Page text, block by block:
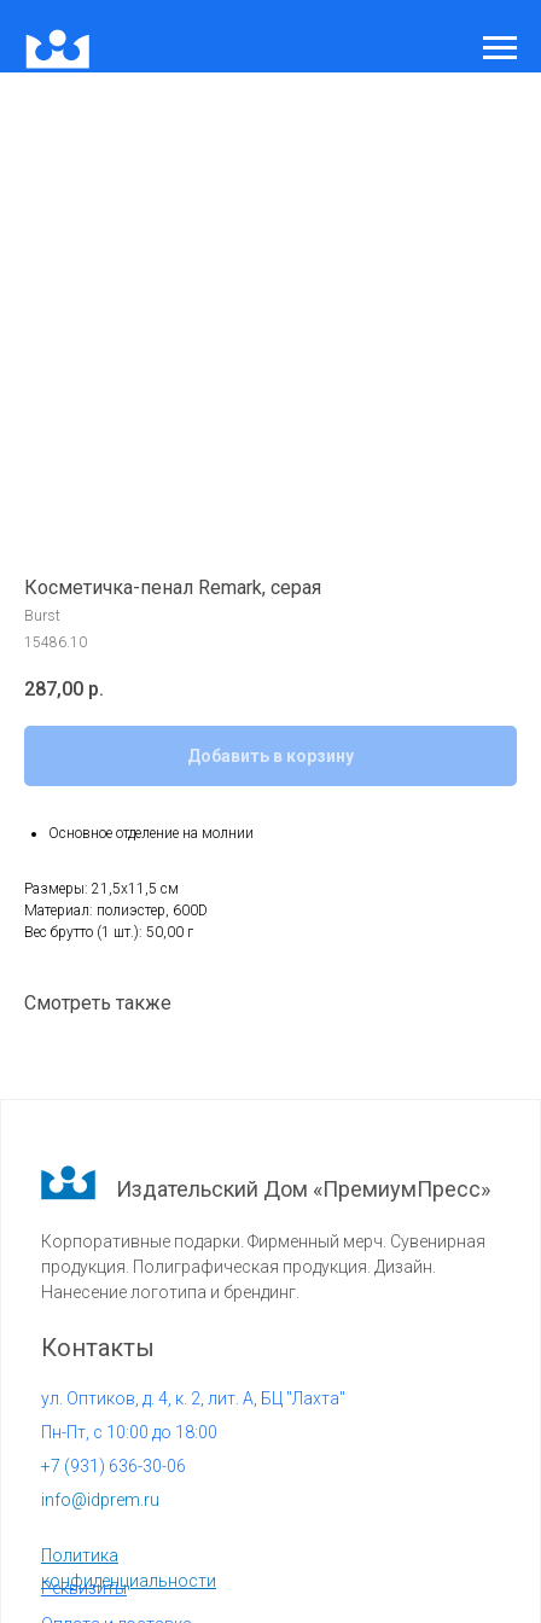
Косметичка-пенал Remark, серая
Burst
15486.10
287,00 р.
Добавить в корзину
Основное отделение на молнии
Размеры: 21,5х11,5 см
Материал: полиэстер, 600D
Вес брутто (1 шт.): 50,00 г
Смотреть также
Издательский Дом «ПремиумПресс»
Корпоративные подарки. Фирменный мерч. Сувенирная
продукция. Полиграфическая продукция. Дизайн.
Нанесение логотипа и брендинг.
info@idprem.ru
Контакты
Политика
конфиденциальности
+7 (931) 636-30-06
Реквизиты
ул. Оптиков, д. 4, к. 2, лит. А, БЦ "Лахта"
Пн-Пт, с 10:00 до 18:00